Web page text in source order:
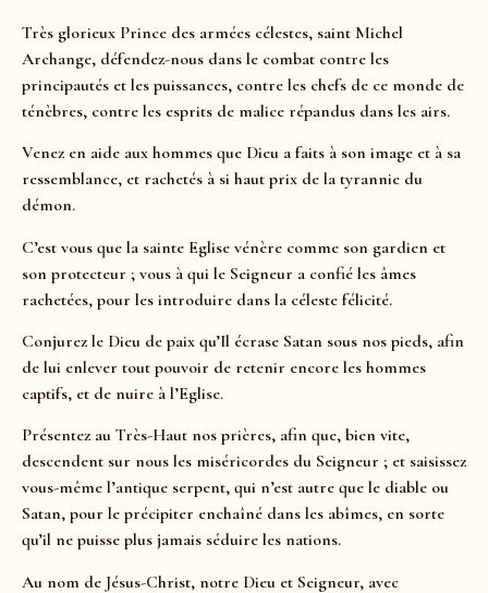
Très glorieux Prince des armées célestes, saint Michel
Archange, défendez-nous dans le combat contre les
principautés et les puissances, contre les chefs de ce monde de
ténèbres, contre les esprits de malice répandus dans les airs.
Venez en aide aux hommes que Dieu a faits à son image et à sa
ressemblance, et rachetés à si haut prix de la tyrannie du
démon.
C’est vous que la sainte Eglise vénère comme son gardien et
son protecteur ; vous à qui le Seigneur a confié les âmes
rachetées, pour les introduire dans la céleste félicité.
Conjurez le Dieu de paix qu’Il écrase Satan sous nos pieds, afin
de lui enlever tout pouvoir de retenir encore les hommes
captifs, et de nuire à l’Eglise.
Présentez au Très-Haut nos prières, afin que, bien vite,
descendent sur nous les miséricordes du Seigneur ; et saisissez
vous-même l’antique serpent, qui n’est autre que le diable ou
Satan, pour le précipiter enchaîné dans les abîmes, en sorte
qu’il ne puisse plus jamais séduire les nations.
Au nom de Jésus-Christ, notre Dieu et Seigneur, avec